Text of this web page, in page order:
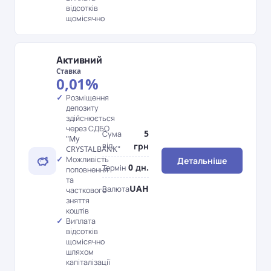
відсотків
щомісячно
Активний
Ставка
0,01%
Розміщення
депозиту
здійснюється
через СДБО
"My
CRYSTALBANK"
Можливість
поповнення
та
часткового
зняття
коштів
Виплата
відсотків
щомісячно
шляхом
капіталізації
Сума
від
5
грн
Термін 0 дн.
ВалютаUAH
Детальніше